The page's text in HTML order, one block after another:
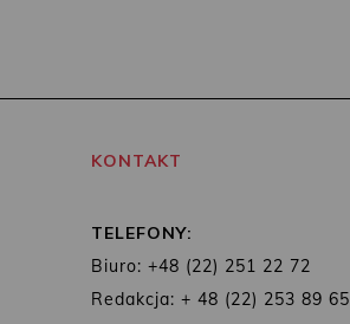
KONTAKT
TELEFONY:
Biuro: +48 (22) 251 22 72
Redakcja: + 48 (22) 253 89 65